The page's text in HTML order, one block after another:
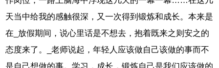
天当中给我的感触很深，又一次得到锻炼和成长。本来是
在_放假期间，说心里话是不想去，抱着既来之则安之的
态度来了。_老师说起，年轻人应该做自己该做的事而不